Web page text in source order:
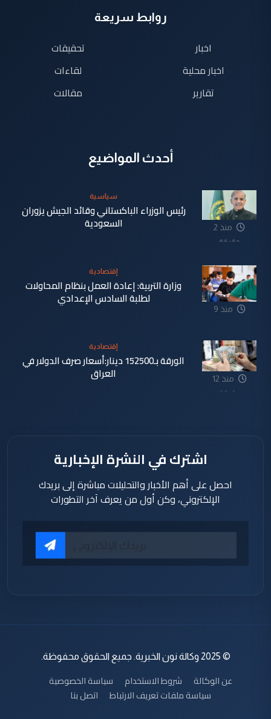
روابط سريعة
اخبار
اخبار محلية
تقارير
تحقيقات
لقاءات
مقالات
أحدث المواضيع
منذ 2
دقيقة
سياسية
رئيس الوزراء الباكستاني وقائد الجيش يزوران
السعودية
منذ 9
إقتصادية
وزارة التربية: إعادة العمل بنظام المحاولات
لطلبة السادس الإعدادي
منذ 12
دقيقة
إقتصادية
الورقة بـ152500 دينار:أسعار صرف الدولار في
العراق
اشترك في النشرة الإخبارية
احصل على أهم الأخبار والتحليلات مباشرة إلى بريدك
الإلكتروني، وكن أول من يعرف آخر التطورات
© 2025 وكالة نون الخبرية. جميع الحقوق محفوظة.
عن الوكالة شروط الاستخدام
سياسة الخصوصية
سياسة ملفات تعريف الارتباط
اتصل بنا